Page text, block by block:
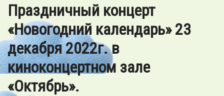
Праздничный концерт
«Новогодний календарь» 23
декабря 2022г. в
киноконцертном зале
«Октябрь».